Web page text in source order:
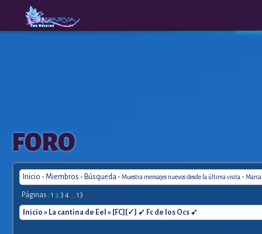
The
Origins
FORO
Inicio - Miembros - Búsqueda - Muestra mensajes nuevos desde la última visita - Marca
Páginas : 1 23 4 ... 13
Inicio » La cantina de Eel » [FC][✓] ➹ Fc de los Ocs ➹